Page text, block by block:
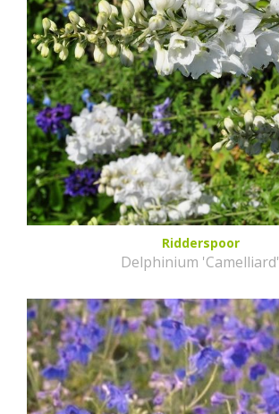
Ridderspoor
Delphinium 'Camelliard'